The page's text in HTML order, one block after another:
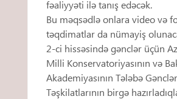
fəaliyyəti ilə tanış edəcək.
Bu məqsədlə onlara video və
təqdimatlar da nümayiş
2-ci hissəsində gənclər üçün
Milli Konservatoriyasının və
Akademiyasının Tələbə Gənclər
Təşkilatlarının birgə